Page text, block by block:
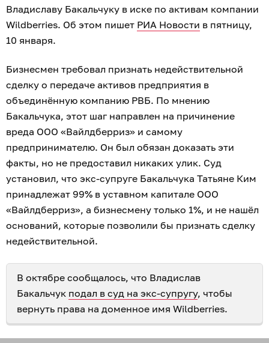
Владиславу Бакальчуку в иске по активам компании
Wildberries. Об этом пишет РИА Новости в пятницу,
10 января.
Бизнесмен требовал признать недействительной
сделку о передаче активов предприятия в
объединённую компанию РВБ. По мнению
Бакальчука, этот шаг направлен на причинение
вреда ООО «Вайлдберриз» и самому
предпринимателю. Он был обязан доказать эти
факты, но не предоставил никаких улик. Суд
установил, что экс-супруге Бакальчука Татьяне Ким
принадлежат 99% в уставном капитале ООО
«Вайлдберриз», а бизнесмену только 1%, и не нашёл
оснований, которые позволили бы признать сделку
недействительной.
В октябре сообщалось, что Владислав
Бакальчук подал в суд на экс-супругу, чтобы
вернуть права на доменное имя Wildberries.